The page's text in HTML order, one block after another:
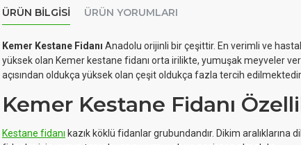
ÜRÜN BILGISI ÜRÜN YORUMLARI
Kemer Kestane Fidanı Anadolu orijinli bir çeşittir. En verimli ve
yüksek olan Kemer kestane fidanı orta irilikte, yumuşak meyveler
açısından oldukça yüksek olan çeşit oldukça fazla tercih edilmektedir.
Kemer Kestane Fidanı
Kestane fidanı kazık köklü fidanlar grubundandır. Dikim aralıklarına